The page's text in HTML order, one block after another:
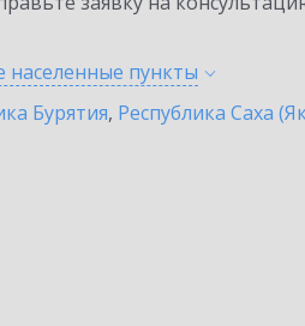
населенные пункты
Бурятия, Республика Саха